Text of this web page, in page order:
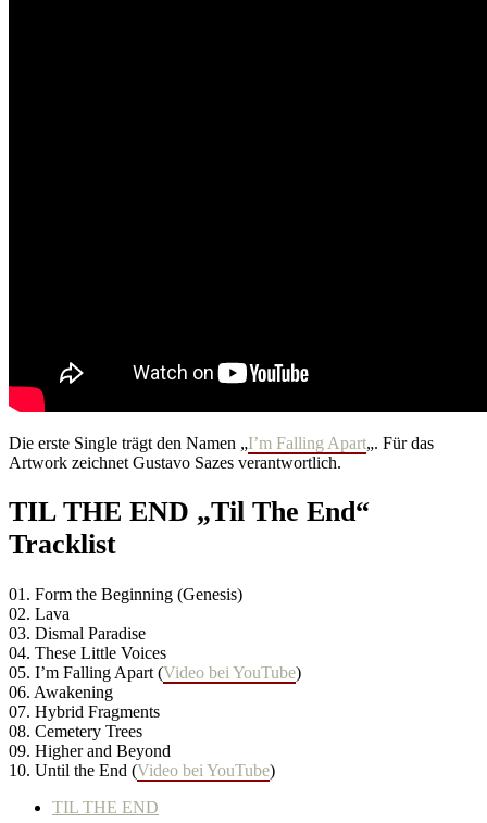
Die erste Single trägt den Namen „I’m Falling Apart„. Für das
Artwork zeichnet Gustavo Sazes verantwortlich.
TIL THE END „Til The End“
Tracklist
01. Form the Beginning (Genesis)
02. Lava
03. Dismal Paradise
04. These Little Voices
05. I’m Falling Apart (Video bei YouTube)
06. Awakening
07. Hybrid Fragments
08. Cemetery Trees
09. Higher and Beyond
10. Until the End (Video bei YouTube)
TIL THE END